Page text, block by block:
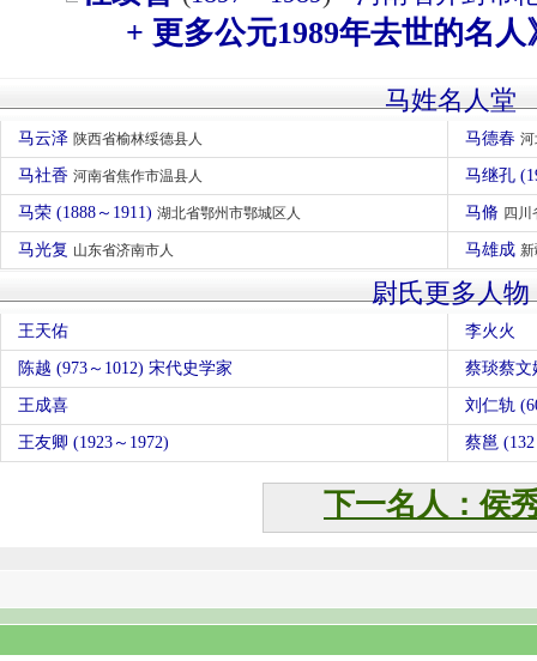
+ 更多公元1989年去世的名人
马姓名人堂
马云泽 陕西省榆林绥德县人 马德春
马社香 河南省焦作市温县人 马继孔
马荣 (1888～1911) 湖北省鄂州市鄂城区人 马脩 四川
马光复 山东省济南市人 马雄成
尉氏更多人物
王天佑 李火火
陈越 (973～1012) 宋代史学家 蔡琰蔡文
王成喜 刘仁轨
王友卿 (1923～1972) 蔡邕
下一名人：侯